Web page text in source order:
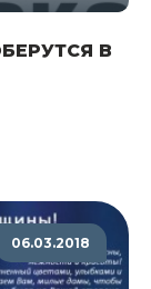
В
06.03.2018